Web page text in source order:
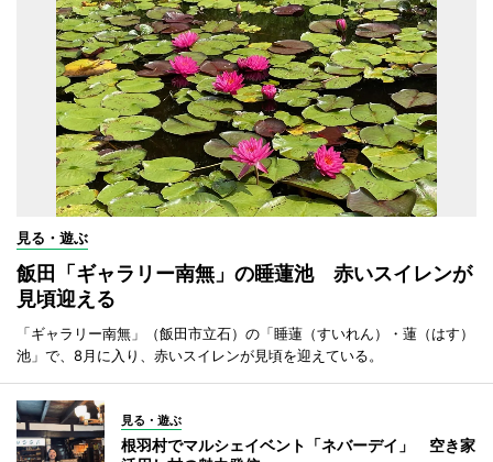
見る・遊ぶ
飯田「ギャラリー南無」の睡蓮池 赤いスイレンが
見頃迎える
「ギャラリー南無」（飯田市立石）の「睡蓮（すいれん）・蓮（はす）
池」で、8月に入り、赤いスイレンが見頃を迎えている。
見る・遊ぶ
根羽村でマルシェイベント「ネバーデイ」 空き家